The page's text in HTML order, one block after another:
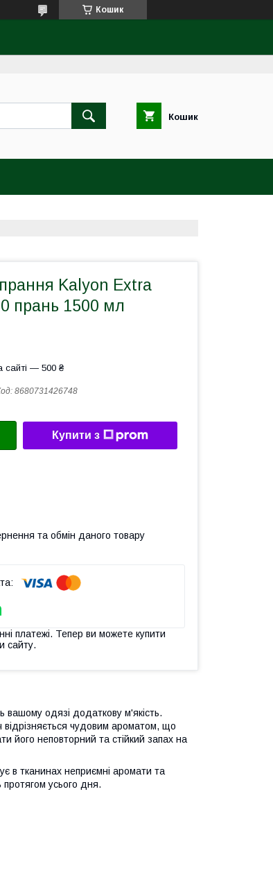
Кошик
Кошик
Kalyon Extra
прань 1500 мл
сайті — 500 ₴
8680731426748
Купити з
та обмін даного товару
платежі. Тепер ви можете купити
сайту.
одязі додаткову м'якість.
відрізняється чудовим ароматом, що
його неповторний та стійкий запах на
в тканинах неприємні аромати та
протягом усього дня.